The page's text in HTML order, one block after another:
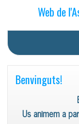
Web de
Benvinguts!
Us animem a